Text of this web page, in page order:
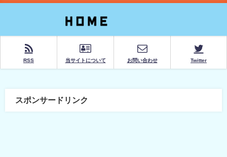
RSS 当サイトについて お問い合わせ Twitter
スポンサードリンク